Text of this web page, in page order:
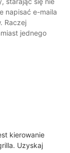
napisać e-maila
Raczej
jednego
kierowanie
Uzyskaj